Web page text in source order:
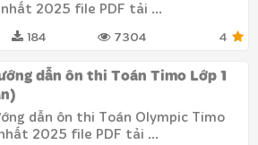
2025 file PDF tải ...
184 7304 4
dẫn ôn thi Toán Timo Lớp 1
dẫn ôn thi Toán Olympic Timo
2025 file PDF tải ...